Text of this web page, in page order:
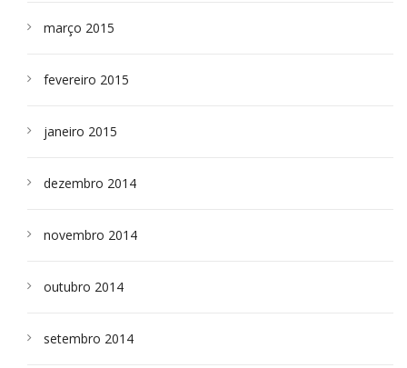
março 2015
fevereiro 2015
janeiro 2015
dezembro 2014
novembro 2014
outubro 2014
setembro 2014